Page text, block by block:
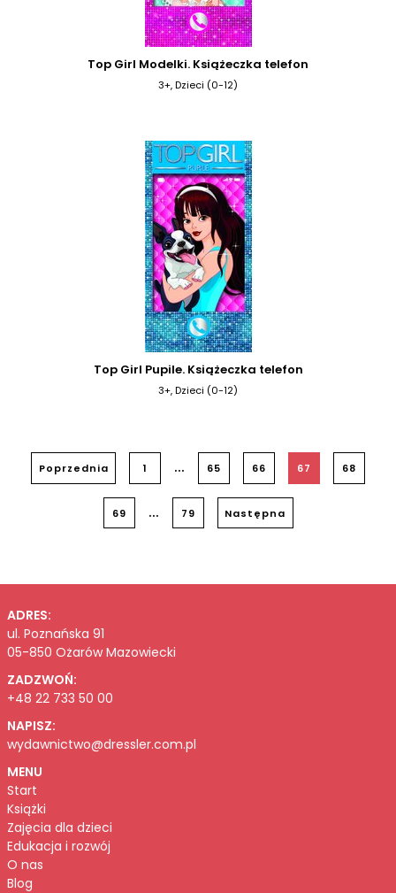
Top Girl Modelki. Książeczka telefon
3+, Dzieci (0-12)
Top Girl Pupile. Książeczka telefon
3+, Dzieci (0-12)
Poprzednia 1 ... 65 66 67 68
69 ... 79 Następna
ADRES:
ul. Poznańska 91
05-850 Ożarów Mazowiecki
ZADZWOŃ:
+48 22 733 50 00
NAPISZ:
wydawnictwo@dressler.com.pl
MENU
Start
Książki
Zajęcia dla dzieci
Edukacja i rozwój
O nas
Blog